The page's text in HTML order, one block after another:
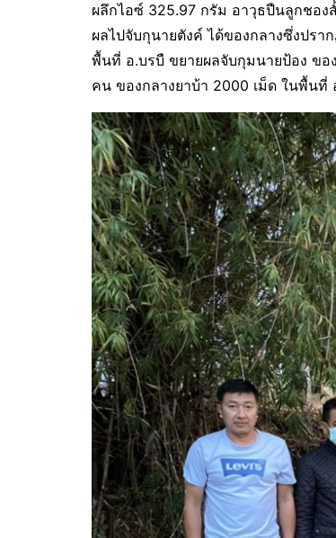
ผลึกไอซ์ 325.97 กรัม อาวุธปืนลูกชอง
ผลไปจับกุนายตังค์ ได้ของกลางซึ่งปร
พื้นที่ อ.บรบื ขยายผลจับกุมนายป้อง ขอ
คน ของกลางยาบ้า 2000 เม็ด ในพื้นที่